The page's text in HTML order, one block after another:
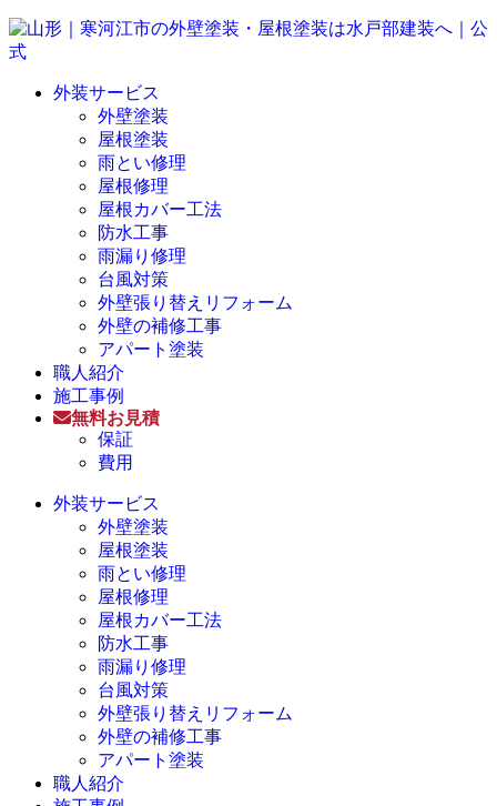
外装サービス
外壁塗装
屋根塗装
雨とい修理
屋根修理
屋根カバー工法
防水工事
雨漏り修理
台風対策
外壁張り替えリフォーム
外壁の補修工事
アパート塗装
職人紹介
施工事例
無料お見積
保証
費用
外装サービス
外壁塗装
屋根塗装
雨とい修理
屋根修理
屋根カバー工法
防水工事
雨漏り修理
台風対策
外壁張り替えリフォーム
外壁の補修工事
アパート塗装
職人紹介